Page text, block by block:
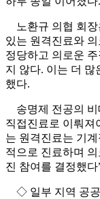
노환규 의협 회장
있는 원격진료와
정당하고 의로운
지 않다. 이는 더 많
했다.
송명제 전공의 비
직접진료로 이뤄져
는 원격진료는 기
적으로 진료하며
진 참여를 결정했다
◇ 일부 지역 공공